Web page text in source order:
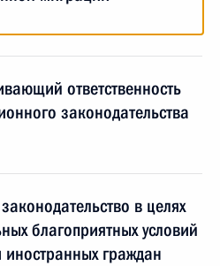
ответственность
законодательства
в целях
благоприятных условий
иностранных граждан